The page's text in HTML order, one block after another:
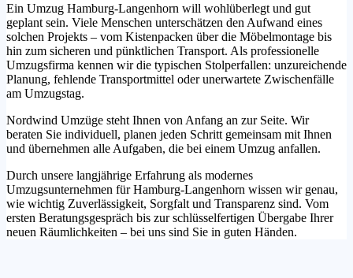
Ein Umzug Hamburg-Langenhorn will wohlüberlegt und gut
geplant sein. Viele Menschen unterschätzen den Aufwand eines
solchen Projekts – vom Kistenpacken über die Möbelmontage bis
hin zum sicheren und pünktlichen Transport. Als professionelle
Umzugsfirma kennen wir die typischen Stolperfallen: unzureichende
Planung, fehlende Transportmittel oder unerwartete Zwischenfälle
am Umzugstag.
Nordwind Umzüge steht Ihnen von Anfang an zur Seite. Wir
beraten Sie individuell, planen jeden Schritt gemeinsam mit Ihnen
und übernehmen alle Aufgaben, die bei einem Umzug anfallen.
Durch unsere langjährige Erfahrung als modernes
Umzugsunternehmen für Hamburg-Langenhorn wissen wir genau,
wie wichtig Zuverlässigkeit, Sorgfalt und Transparenz sind. Vom
ersten Beratungsgespräch bis zur schlüsselfertigen Übergabe Ihrer
neuen Räumlichkeiten – bei uns sind Sie in guten Händen.